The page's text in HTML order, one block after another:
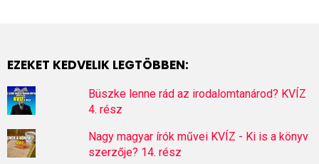
EZEKET KEDVELIK LEGTÖBBEN:
Büszke lenne rád az irodalomtanárod? KVÍZ
4. rész
Nagy magyar írók művei KVÍZ - Ki is a könyv
szerzője? 14. rész